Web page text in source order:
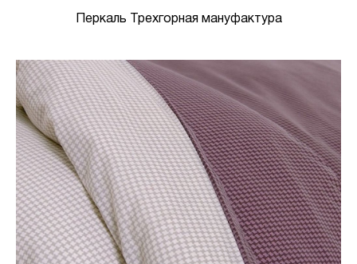
Перкаль Трехгорная мануфактура